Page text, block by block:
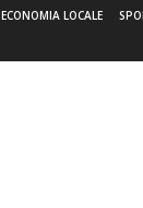
ECONOMIA LOCALE